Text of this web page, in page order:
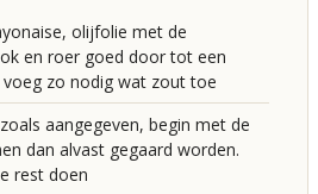
olijfolie met de
en roer goed door tot een
zo nodig wat zout toe
aangegeven, begin met de
dan alvast gegaard worden.
rest doen